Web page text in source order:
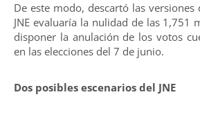
De este modo, descartó las versiones
JNE evaluaría la nulidad de las 1,751
disponer la anulación de los votos
en las elecciones del 7 de junio.
Dos posibles escenarios del JNE